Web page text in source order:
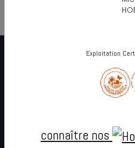
Catalogue en ligne
Exploitation
connaître nos